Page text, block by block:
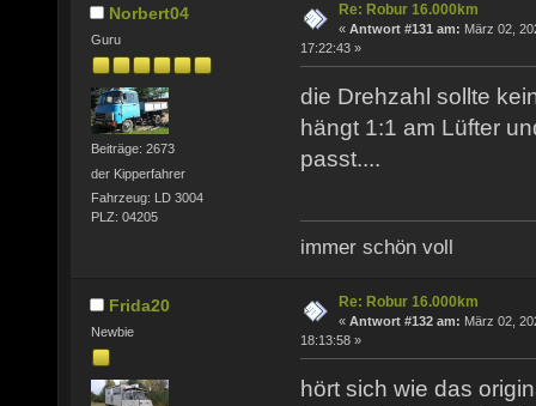
Norbert04
Guru
Beiträge: 2673
der Kipperfahrer
Fahrzeug: LD 3004
PLZ: 04205
Re: Robur 16.000km
« Antwort #131 am: März 02,
17:22:43 »
die Drehzahl sollte
hängt 1:1 am Lüfter
passt....
immer schön voll
Frida20
Newbie
Re: Robur 16.000km
« Antwort #132 am: März 02,
18:13:58 »
hört sich wie das